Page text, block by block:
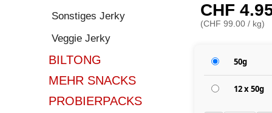
Sonstiges Jerky
Veggie Jerky
BILTONG
MEHR SNACKS
PROBIERPACKS
CHF
(CHF 99.00 / kg)
50g
12 x 50g